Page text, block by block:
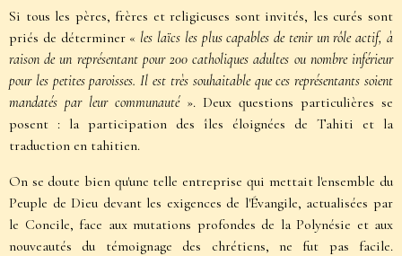
Si tous les pères, frères et religieuses sont invités, les curés sont
priés de déterminer « les laïcs les plus capables de tenir un rôle actif, à
raison de un représentant pour 200 catholiques adultes ou nombre inférieur
pour les petites paroisses. Il est très souhaitable que ces représentants soient
mandatés par leur communauté». Deux questions particulières se
posent : la participation des îles éloignées de Tahiti et la
traduction en tahitien.
On se doute bien qu'une telle entreprise qui mettait l'ensemble du
Peuple de Dieu devant les exigences de l'Évangile, actualisées par
le Concile, face aux mutations profondes de la Polynésie et aux
nouveautés du témoignage des chrétiens, ne fut pas facile.